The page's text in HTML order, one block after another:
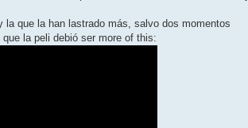
que la han lastrado más, salvo dos momentos
la peli debió ser more of this: